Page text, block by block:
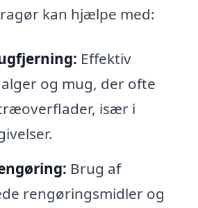
kan hjælpe med:
Effektiv
og mug, der ofte
især i
Brug af
rengøringsmidler og